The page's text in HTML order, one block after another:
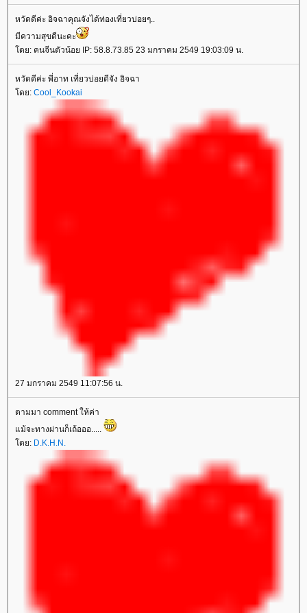
หวัดดีค่ะ อิจฉาคุณจังได้ท่องเที่ยวบ่อยๆ..
มีความสุขดีนะคะ
ดย: คนจีนตัวน้อย IP: 58.8.73.85 23 มกราคม 2549 19:03:09 น.
หวัดดีค่ะ พี่อาท เที่ยวบ่อยดีจัง อิจฉา
ดย: Cool_Kookai
27 มกราคม 2549 11:07:56 น.
ตามมา comment ให้ค่า
ม้จะทางผ่านก็เถ้อออ.....
ดย: D.K.H.N.